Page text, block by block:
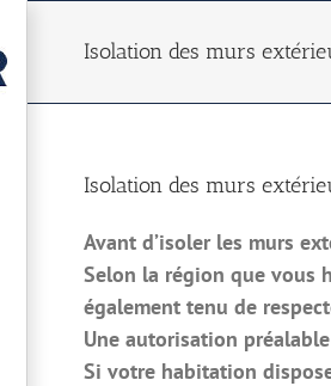
Isolation des murs
Isolation des murs
Avant d’isoler les murs
Selon la région que vous
également tenu de
Une autorisation
Si votre habitation